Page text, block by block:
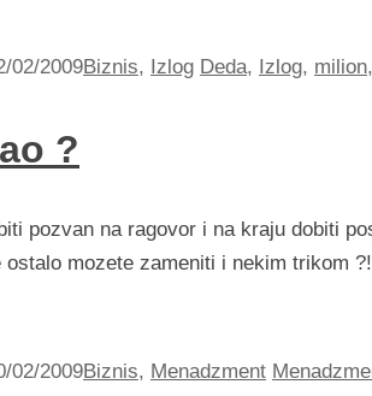
02/2009Biznis, Izlog Deda, Izlog, milion,
?
pozvan na ragovor i na kraju dobiti
mozete zameniti i nekim trikom
02/2009Biznis, Menadzment